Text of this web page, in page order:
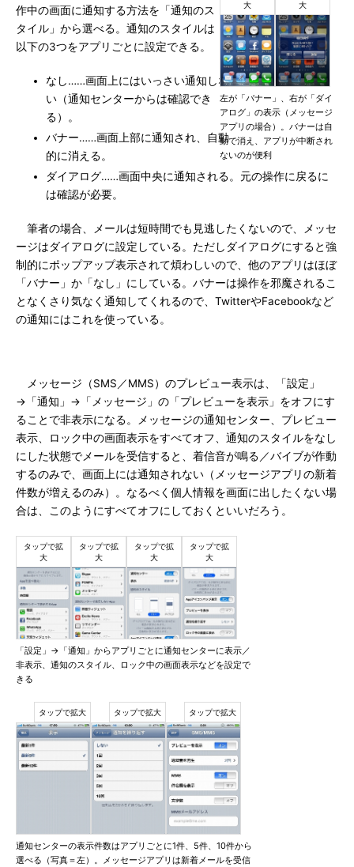
左が「バナー」、右が「ダイ
アログ」の表示（メッセージ
アプリの場合）。バナーは自
動で消え、アプリが中断され
ないのが便利
作中の画面に通知する方法を「通知のス
タイル」から選べる。通知のスタイルは
以下の3つをアプリごとに設定できる。
なし……画面上にはいっさい通知しな
い（通知センターからは確認でき
る）。
バナー……画面上部に通知され、自動
的に消える。
ダイアログ……画面中央に通知される。元の操作に戻るに
は確認が必要。
筆者の場合、メールは短時間でも見逃したくないので、メッセ
ージはダイアログに設定している。ただしダイアログにすると強
制的にポップアップ表示されて煩わしいので、他のアプリはほぼ
「バナー」か「なし」にしている。バナーは操作を邪魔されるこ
となくさり気なく通知してくれるので、TwitterやFacebookなど
の通知にはこれを使っている。
メッセージ（SMS／MMS）のプレビュー表示は、「設定」
→「通知」→「メッセージ」の「プレビューを表示」をオフにす
ることで非表示になる。メッセージの通知センター、プレビュー
表示、ロック中の画面表示をすべてオフ、通知のスタイルをなし
にした状態でメールを受信すると、着信音が鳴る／バイブが作動
するのみで、画面上には通知されない（メッセージアプリの新着
件数が増えるのみ）。なるべく個人情報を画面に出したくない場
合は、このようにすべてオフにしておくといいだろう。
「設定」→「通知」からアプリごとに通知センターに表示／
非表示、通知のスタイル、ロック中の画面表示などを設定で
きる
通知センターの表示件数はアプリごとに1件、5件、10件から
選べる（写真＝左）。メッセージアプリは新着メールを受信